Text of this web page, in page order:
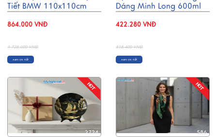
Tiết BMW 110x110cm
864.000 VNĐ
1.728.000 VNĐ
Xem chi tiết
Dáng Minh Long 600ml
422.280 VNĐ
518.400 VNĐ
Xem chi tiết
2724 586